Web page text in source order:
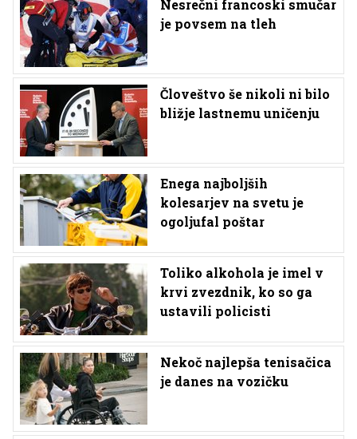
Nesrečni francoski smučar
je povsem na tleh
Človeštvo še nikoli ni bilo
bližje lastnemu uničenju
Enega najboljših
kolesarjev na svetu je
ogoljufal poštar
Toliko alkohola je imel v
krvi zvezdnik, ko so ga
ustavili policisti
Nekoč najlepša tenisačica
je danes na vozičku